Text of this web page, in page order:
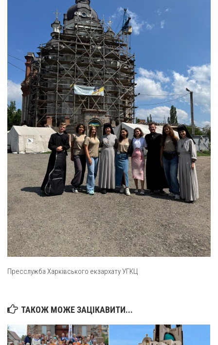
Пресслужба Харківського екзархату УГКЦ
ТАКОЖ МОЖЕ ЗАЦІКАВИТИ...